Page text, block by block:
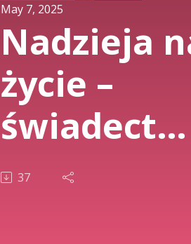
May 7, 2025
Nadzieja
życie –
Marty i jej
37